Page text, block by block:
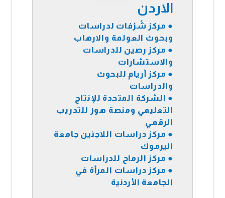
الاردن
● مركز شُرُفات لدراسات
وبحوث العولمة والارهاب
● مركز رصين للدراسات
والاستشارات
● مركز أريام للبحوث
والدراسات
● الشركة المتحدة للإنتاج
التعليمي ومنصة هوز للتدريب
الرقمي
● مركز دراسات اللاجئين جامعة
اليرموك
● مركز الرماح للدراسات
● مركز دراسات المرأة في
الجامعة الأردنية